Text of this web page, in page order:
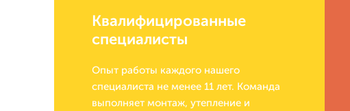
Квалифицированные
специалисты
Опыт работы каждого нашего
специалиста не менее 11 лет. Команда
выполняет монтаж, утепление и